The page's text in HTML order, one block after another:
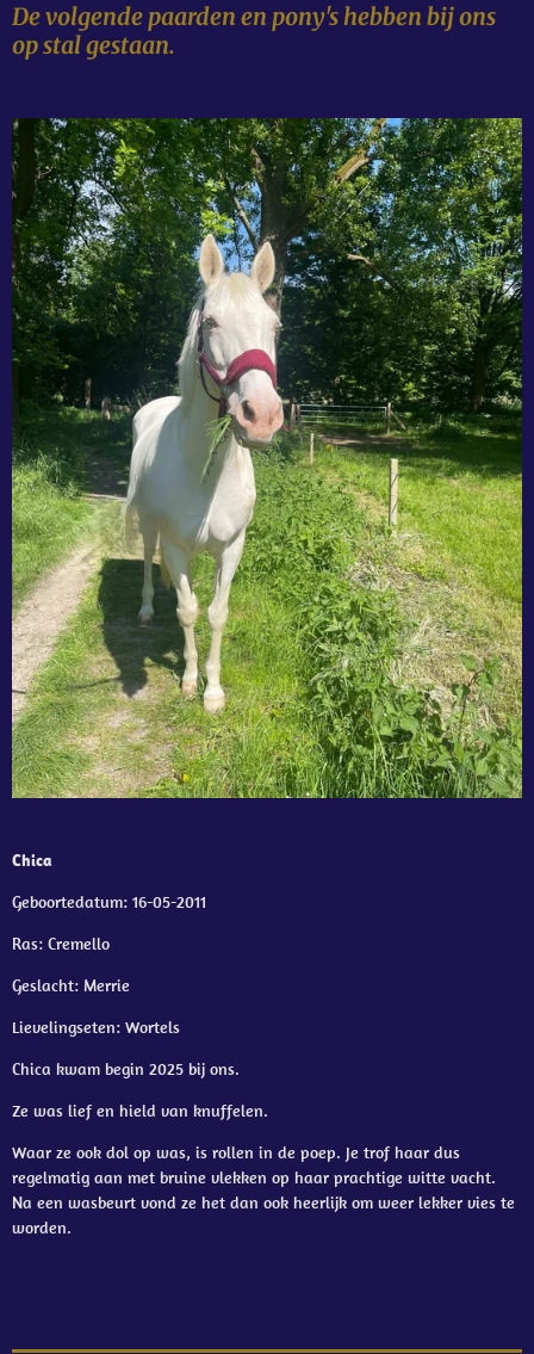
De volgende paarden en pony's hebben bij ons
op stal gestaan.
Chica
Geboortedatum: 16-05-2011
Ras: Cremello
Geslacht: Merrie
Lievelingseten: Wortels
Chica kwam begin 2025 bij ons.
Ze was lief en hield van knuffelen.
Waar ze ook dol op was, is rollen in de poep. Je trof haar dus
regelmatig aan met bruine vlekken op haar prachtige witte vacht.
Na een wasbeurt vond ze het dan ook heerlijk om weer lekker vies te
worden.